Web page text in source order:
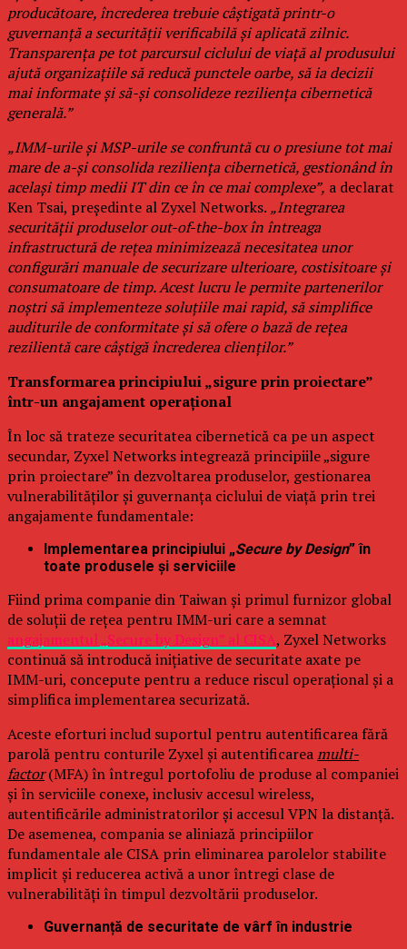
producătoare, încrederea trebuie câștigată printr-o
guvernanță a securității verificabilă și aplicată zilnic.
Transparența pe tot parcursul ciclului de viață al produsului
ajută organizațiile să reducă punctele oarbe, să ia decizii
mai informate și să-și consolideze reziliența cibernetică
generală.”
„IMM-urile și MSP-urile se confruntă cu o presiune tot mai
mare de a-și consolida reziliența cibernetică, gestionând în
același timp medii IT din ce în ce mai complexe”, a declarat
Ken Tsai, președinte al Zyxel Networks. „Integrarea
securității produselor out-of-the-box în întreaga
infrastructură de rețea minimizează necesitatea unor
configurări manuale de securizare ulterioare, costisitoare și
consumatoare de timp. Acest lucru le permite partenerilor
noștri să implementeze soluțiile mai rapid, să simplifice
auditurile de conformitate și să ofere o bază de rețea
rezilientă care câștigă încrederea clienților.”
Transformarea principiului „sigure prin proiectare”
într-un angajament operațional
În loc să trateze securitatea cibernetică ca pe un aspect
secundar, Zyxel Networks integrează principiile „sigure
prin proiectare” în dezvoltarea produselor, gestionarea
vulnerabilităților și guvernanța ciclului de viață prin trei
angajamente fundamentale:
Implementarea principiului „Secure by Design” în
toate produsele și serviciile
Fiind prima companie din Taiwan și primul furnizor global
de soluții de rețea pentru IMM-uri care a semnat
angajamentul „Secure by Design” al CISA, Zyxel Networks
continuă să introducă inițiative de securitate axate pe
IMM-uri, concepute pentru a reduce riscul operațional și a
simplifica implementarea securizată.
Aceste eforturi includ suportul pentru autentificarea fără
parolă pentru conturile Zyxel și autentificareamulti-
factor(MFA) în întregul portofoliu de produse al companiei
și în serviciile conexe, inclusiv accesul wireless,
autentificările administratorilor și accesul VPN la distanță.
De asemenea, compania se aliniază principiilor
fundamentale ale CISA prin eliminarea parolelor stabilite
implicit și reducerea activă a unor întregi clase de
vulnerabilități în timpul dezvoltării produselor.
Guvernanță de securitate de vârf în industrie